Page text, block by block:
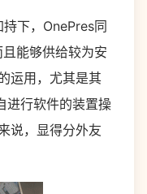
持下，OnePres同
能够供给较为安
运用，尤其是其
进行软件的装置操
说，显得分外友